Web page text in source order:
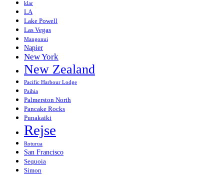
klar
LA
Lake Powell
Las Vegas
Mangonui
Napier
New York
New Zealand
Pacific Harbour Lodge
Paihia
Palmerston North
Pancake Rocks
Punakaiki
Rejse
Roturua
San Francisco
Sequoia
Simon